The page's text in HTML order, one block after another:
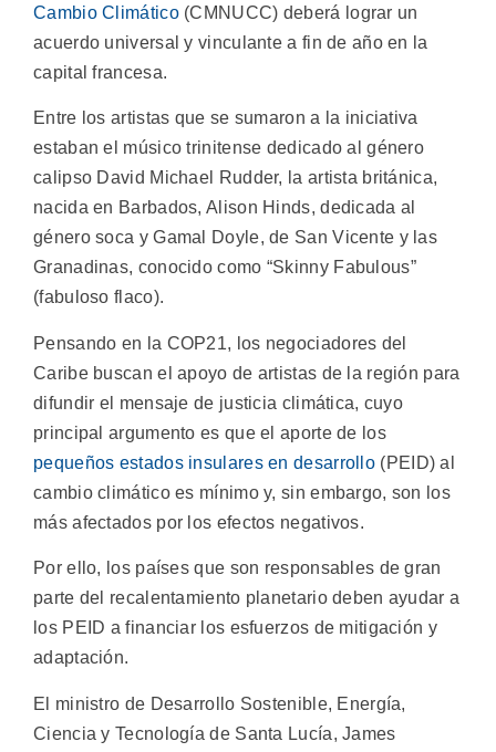
Cambio Climático(CMNUCC) deberá lograr un
acuerdo universal y vinculante a fin de año en la
capital francesa.
Entre los artistas que se sumaron a la iniciativa
estaban el músico trinitense dedicado al género
calipso David Michael Rudder, la artista británica,
nacida en Barbados, Alison Hinds, dedicada al
género soca y Gamal Doyle, de San Vicente y las
Granadinas, conocido como “Skinny Fabulous”
(fabuloso flaco).
Pensando en la COP21, los negociadores del
Caribe buscan el apoyo de artistas de la región para
difundir el mensaje de justicia climática, cuyo
principal argumento es que el aporte de los
pequeños estados insulares en desarrollo (PEID) al
cambio climático es mínimo y, sin embargo, son los
más afectados por los efectos negativos.
Por ello, los países que son responsables de gran
parte del recalentamiento planetario deben ayudar a
los PEID a financiar los esfuerzos de mitigación y
adaptación.
El ministro de Desarrollo Sostenible, Energía,
Ciencia y Tecnología de Santa Lucía, James